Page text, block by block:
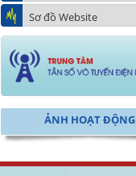
Sơ đồ Website
ẢNH HOẠT ĐỘNG